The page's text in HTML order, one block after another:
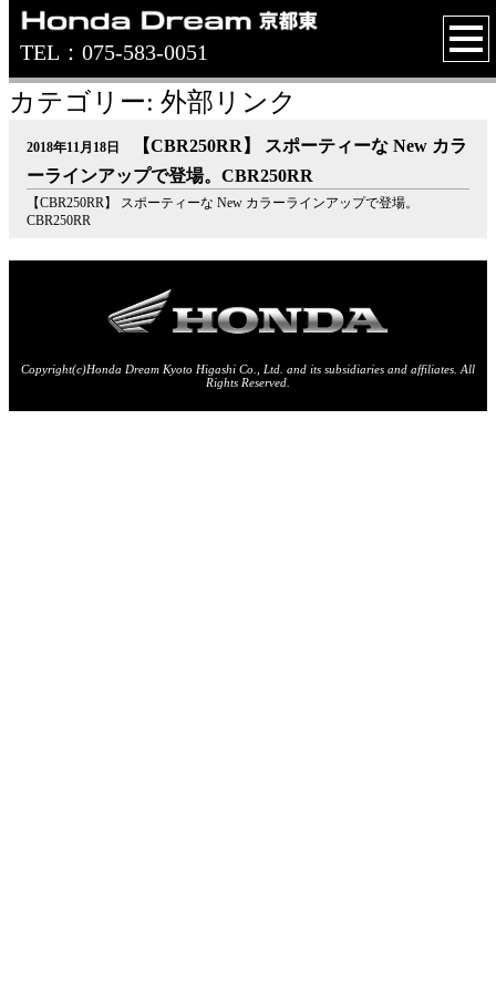
TEL：075-583-0051
カテゴリー: 外部リンク
2018年11月18日
【CBR250RR】 スポーティーな New カラ
ーラインアップで登場。CBR250RR
【CBR250RR】 スポーティーな New カラーラインアップで登場。
CBR250RR
Copyright(c)Honda Dream Kyoto Higashi Co., Ltd. and its subsidiaries and affiliates. All
Rights Reserved.